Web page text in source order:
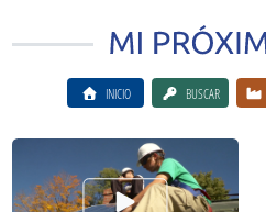
INICIO BUSCAR
Ver el vίdeo de